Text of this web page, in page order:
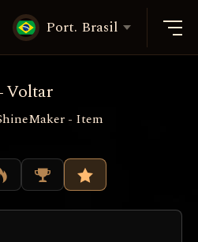
Port. Brasil
Voltar
- Item